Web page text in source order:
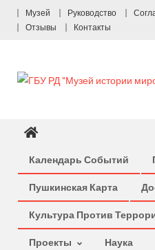
ПерейтиМузей Руководство
Отзывы
Контакты
Календарь Событий
Пушкинская Карта
Культура Против
Проекты
Наука